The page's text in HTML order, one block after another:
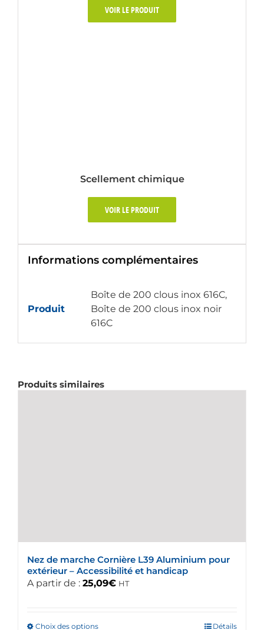
VOIR LE PRODUIT
Scellement chimique
VOIR LE PRODUIT
Informations complémentaires
Produit
Boîte de 200 clous inox 616C,
Boîte de 200 clous inox noir
616C
Produits similaires
Nez de marche Cornière L39 Aluminium pour
extérieur – Accessibilité et handicap
A partir de : 25,09€ HT
Choix des optionsCe Détails